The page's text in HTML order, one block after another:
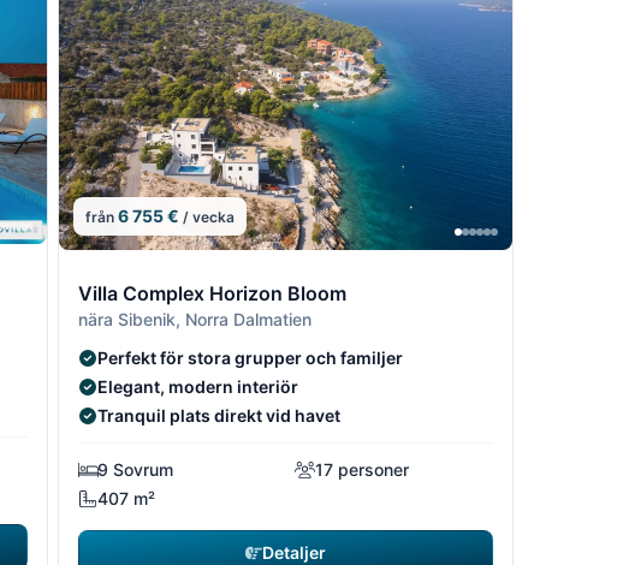
från6 755 € / vecka
Villa Complex Horizon Bloom
nära Sibenik, Norra Dalmatien
Perfekt för stora grupper och familjer
Elegant, modern interiör
Tranquil plats direkt vid havet
9 Sovrum
17 personer
407 m²
Detaljer